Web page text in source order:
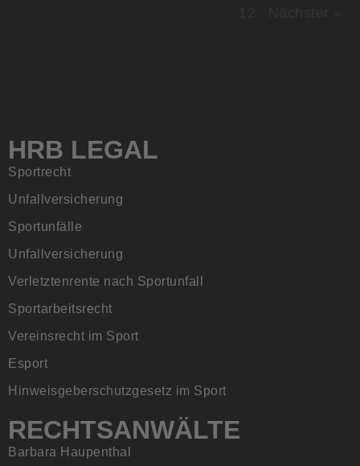
HRB LEGAL
Sportrecht
Unfallversicherung
Sportunfälle
Unfallversicherung
Verletztenrente nach Sportunfall
Sportarbeitsrecht
Vereinsrecht im Sport
Esport
Hinweisgeberschutzgesetz im Sport
RECHTSANWÄLTE
Barbara Haupenthal